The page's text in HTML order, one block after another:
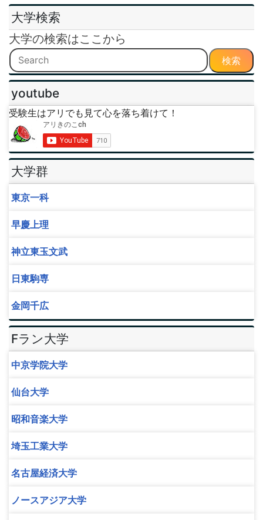
大学検索
大学の検索はここから
検索
youtube
受験生はアリでも見て心を落ち着けて！
大学群
東京一科
早慶上理
神立東玉文武
日東駒専
金岡千広
Fラン大学
中京学院大学
仙台大学
昭和音楽大学
埼玉工業大学
名古屋経済大学
ノースアジア大学